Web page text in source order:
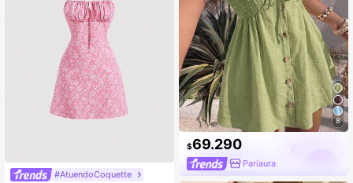
#AtuendoCoquette
8
$69.290
Pariaura